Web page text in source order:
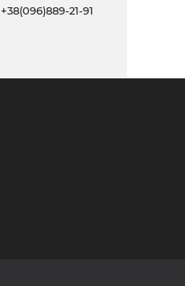
+38(096)889-21-91